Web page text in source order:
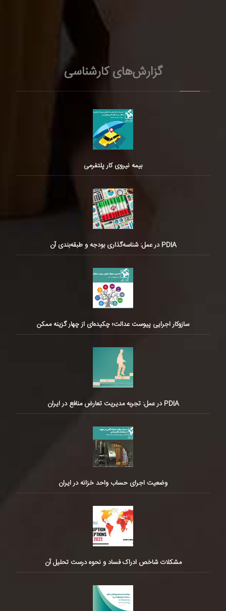
گزارش‌های کارشناسی
بیمه نیروی کار پلتفرمی
PDIA در عمل: شناسه‌گذاری بودجه و طبقه‌بندی آن
سازوکار اجرایی پیوست عدالت؛ چکیده‌ای از چهار گزینه ممکن
PDIA در عمل: تجربه مدیریت تعارض منافع در ایران
وضعیت اجرای حساب واحد خزانه در ایران
مشکلات شاخص ادراک فساد و نحوه درست تحلیل آن